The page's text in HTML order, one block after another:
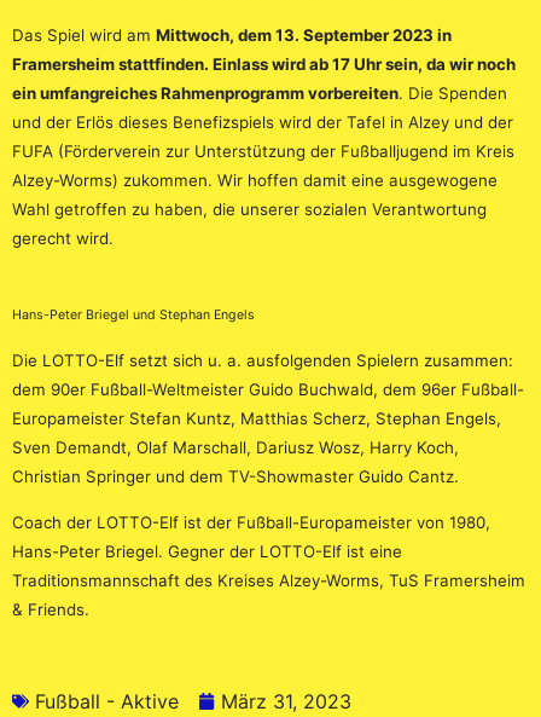
Das Spiel wird am Mittwoch, dem 13. September 2023 in
Framersheim stattfinden. Einlass wird ab 17 Uhr sein, da wir noch
ein umfangreiches Rahmenprogramm vorbereiten. Die Spenden
und der Erlös dieses Benefizspiels wird der Tafel in Alzey und der
FUFA (Förderverein zur Unterstützung der Fußballjugend im Kreis
Alzey-Worms) zukommen. Wir hoffen damit eine ausgewogene
Wahl getroffen zu haben, die unserer sozialen Verantwortung
gerecht wird.
Hans-Peter Briegel und Stephan Engels
Die LOTTO-Elf setzt sich u. a. ausfolgenden Spielern zusammen:
dem 90er Fußball-Weltmeister Guido Buchwald, dem 96er Fußball-
Europameister Stefan Kuntz, Matthias Scherz, Stephan Engels,
Sven Demandt, Olaf Marschall, Dariusz Wosz, Harry Koch,
Christian Springer und dem TV-Showmaster Guido Cantz.
Coach der LOTTO-Elf ist der Fußball-Europameister von 1980,
Hans-Peter Briegel. Gegner der LOTTO-Elf ist eine
Traditionsmannschaft des Kreises Alzey-Worms, TuS Framersheim
& Friends.
Fußball - Aktive März 31, 2023